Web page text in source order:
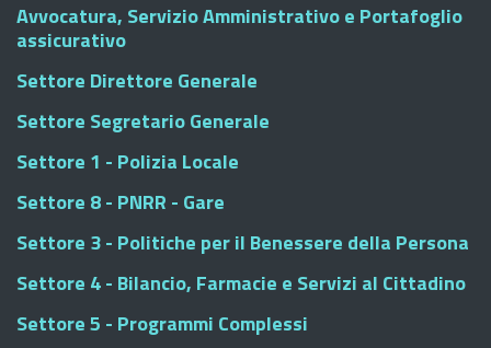
Avvocatura, Servizio Amministrativo e Portafoglio
assicurativo
Settore Direttore Generale
Settore Segretario Generale
Settore 1 - Polizia Locale
Settore 8 - PNRR - Gare
Settore 3 - Politiche per il Benessere della Persona
Settore 4 - Bilancio, Farmacie e Servizi al Cittadino
Settore 5 - Programmi Complessi